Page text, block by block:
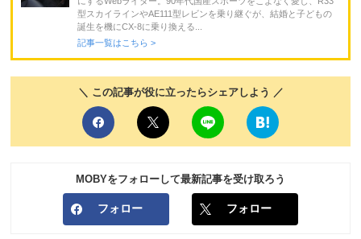
型スカイラインやAE111型レビンを乗り継ぐが、結婚と子どもの
誕生を機にCX-8に乗り換える...
記事一覧はこちら >
＼ この記事が役に立ったらシェアしよう ／
MOBYをフォローして最新記事を受け取ろう
フォロー フォロー